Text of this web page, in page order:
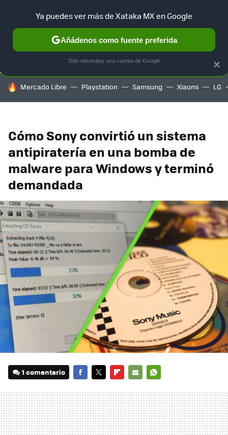
SELECCIÓN GAMING HOME AUTO TERRITORIO
HOY SE HABLA DE
Mercado Libre Playstation Samsung Xiaomi LG
Cómo Sony convirtió un sistema
antipiratería en una bomba de
malware para Windows y terminó
demandada
1 comentario
MAIL
×
Ya puedes ver más de Xataka MX en Google
Añádenos como fuente preferida
Solo necesitas una cuenta de Google